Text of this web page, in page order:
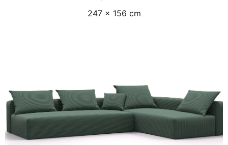
247 × 156 cm